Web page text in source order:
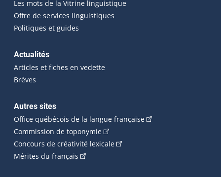
Les mots de la Vitrine linguistique
Offre de services linguistiques
Politiques et guides
Actualités
Articles et fiches en vedette
Brèves
Autres sites
Office québécois de la langue française(Cet hyperlien
Commission de toponymie(Cet hyperlien externe s'ouvrira
Concours de créativité lexicale(Cet hyperlien externe
Mérites du français (Cet hyperlien externe s'ouvrira dans une